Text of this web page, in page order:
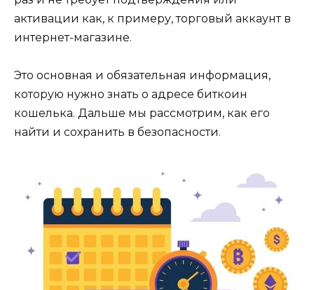
активации как, к примеру, торговый аккаунт в
интернет-магазине.
Это основная и обязательная информация,
которую нужно знать о адресе биткоин
кошелька.​ Дальше мы рассмотрим, как его
найти и сохранить в безопасности.